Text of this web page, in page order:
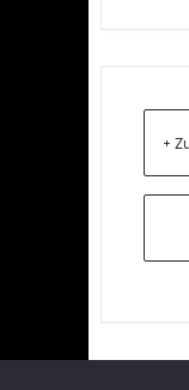
+